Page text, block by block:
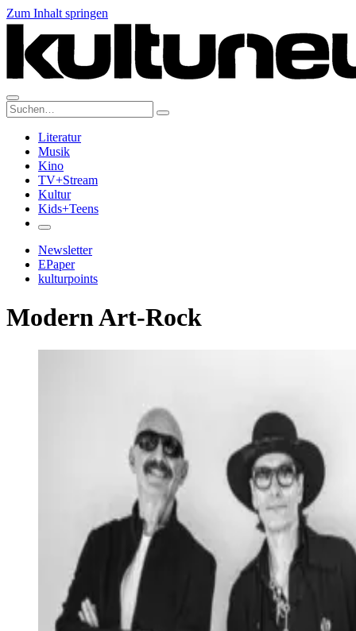
Zum Inhalt springen
Suche:
Literatur
Musik
Kino
TV+Stream
Kultur
Kids+Teens
Newsletter
EPaper
kulturpoints
Modern Art-Rock